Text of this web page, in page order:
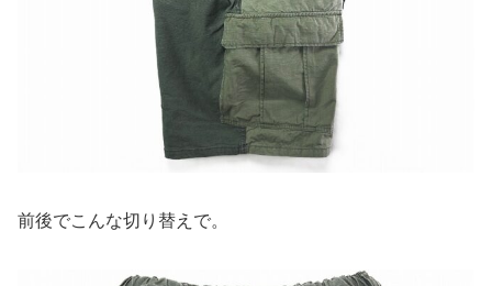
前後でこんな切り替えで。